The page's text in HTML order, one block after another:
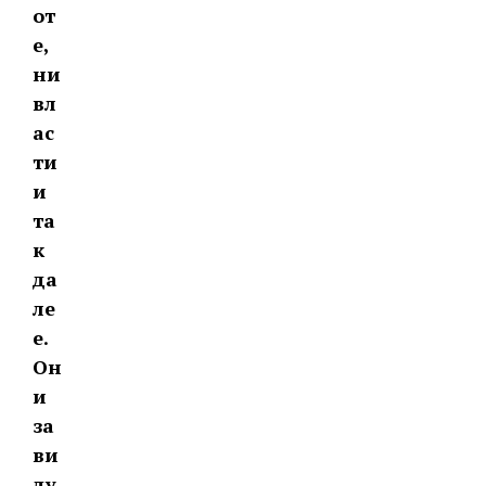
от
е,
ни
вл
ас
ти
и
та
к
да
ле
е.
Он
и
за
ви